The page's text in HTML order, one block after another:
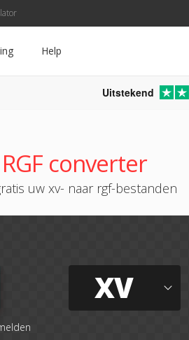
Help
Uitstekend
converter
uw xv- naar rgf-bestanden
XV